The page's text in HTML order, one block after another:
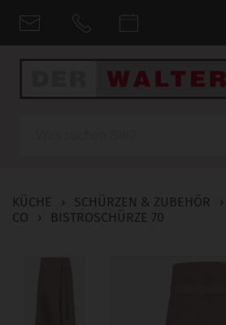
KÜCHE › SCHÜRZEN & ZUBEHÖR ›
CO
› BISTROSCHÜRZE 70